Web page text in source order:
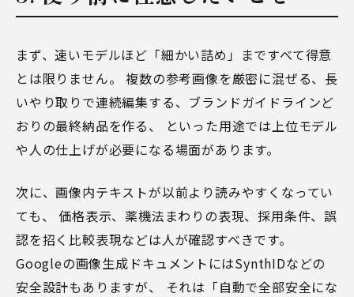
まず、速いモデルほど「細かい詰め」まですべて得意
とは限りません。 複数の参考画像を厳密に混ぜる、長
いやり取りで連続編集する、ブランドガイドラインど
おりの最終納品を作る、 といった用途では上位モデル
や人の仕上げが必要になる場面があります。
次に、画像内テキストが以前より読みやすくなってい
ても、 価格表示、薬機法まわりの表現、採用条件、誤
認を招く比較表現などは人が確認すべきです。
Googleの画像生成ドキュメントにはSynthIDなどの
安全設計もありますが、 それは「自動で全部安全にな